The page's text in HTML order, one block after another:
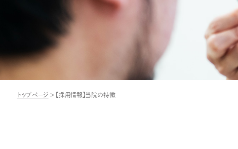
トップページ > 【採用情報】当院の特徴